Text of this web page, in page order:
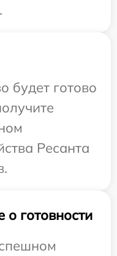
будет готово
Ресанта
готовности